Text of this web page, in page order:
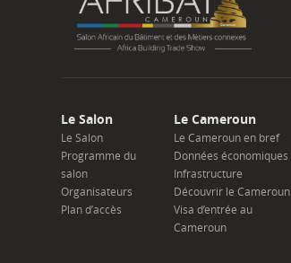
Le Salon
Le Salon
Programme du
salon
Organisateurs
Plan d’accès
Le Cameroun
Le Cameroun en bref
Données économiques
Infrastructure
Découvrir le Cameroun
Visa d’entrée au
Cameroun